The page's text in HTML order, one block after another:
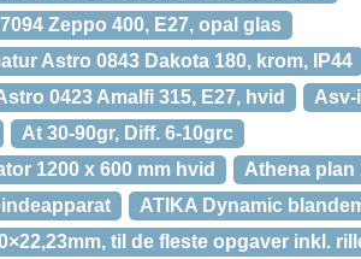
Zeppo 400, E27, opal glas
Astro 0843 Dakota 180, krom, IP44
0423 Amalfi 315, E27, hvid
Asv-
At 30-90gr, Diff. 6-10grc
1200 x 600 mm hvid
Athena plan
ATIKA Dynamic
til de fleste opgaver inkl.